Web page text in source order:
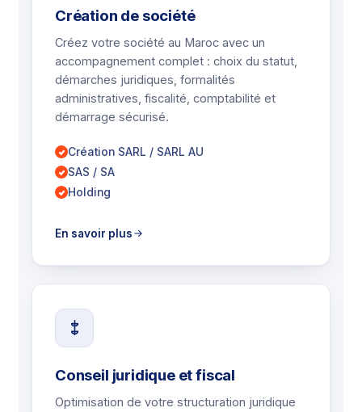
Création de société
Créez votre société au Maroc avec un
accompagnement complet : choix du statut,
démarches juridiques, formalités
administratives, fiscalité, comptabilité et
démarrage sécurisé.
Création SARL / SARL AU
SAS / SA
Holding
En savoir plus
Conseil juridique et fiscal
Optimisation de votre structuration juridique